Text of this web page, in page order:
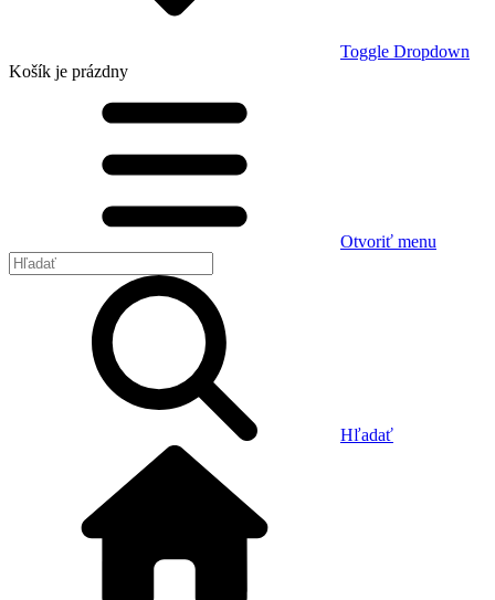
Toggle Dropdown
Košík je prázdny
Otvoriť menu
Hľadať